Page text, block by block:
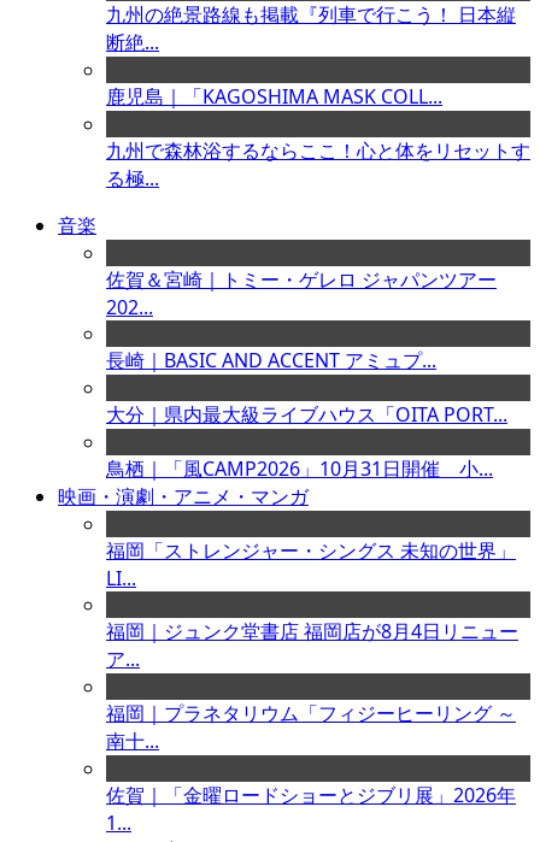
九州の絶景路線も掲載『列車で行こう！ 日本縦
断絶...
鹿児島｜「KAGOSHIMA MASK COLL...
九州で森林浴するならここ！心と体をリセットす
る極...
音楽
佐賀＆宮崎｜トミー・ゲレロ ジャパンツアー
202...
長崎｜BASIC AND ACCENT アミュプ...
大分｜県内最大級ライブハウス「OITA PORT...
鳥栖｜「風CAMP2026」10月31日開催 小...
映画・演劇・アニメ・マンガ
福岡「ストレンジャー・シングス 未知の世界」
LI...
福岡｜ジュンク堂書店 福岡店が8月4日リニュー
ア...
福岡｜プラネタリウム「フィジーヒーリング ～
南十...
佐賀｜「金曜ロードショーとジブリ展」2026年
1...